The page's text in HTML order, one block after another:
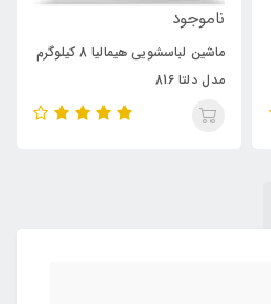
ناموجود
ماشین لباسشویی هیمالیا 8 کیلوگرم
مدل دلتا 816